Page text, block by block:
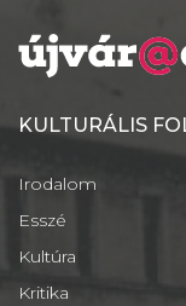
KULTURÁLIS
Irodalom
Esszé
Kultúra
Kritika